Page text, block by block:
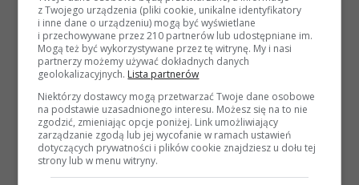
z Twojego urządzenia (pliki cookie, unikalne identyfikatory
i inne dane o urządzeniu) mogą być wyświetlane
i przechowywane przez 210 partnerów lub udostępniane im.
Mogą też być wykorzystywane przez tę witrynę. My i nasi
partnerzy możemy używać dokładnych danych
geolokalizacyjnych. Lista partnerów
Niektórzy dostawcy mogą przetwarzać Twoje dane osobowe
na podstawie uzasadnionego interesu. Możesz się na to nie
zgodzić, zmieniając opcje poniżej. Link umożliwiający
zarządzanie zgodą lub jej wycofanie w ramach ustawień
dotyczących prywatności i plików cookie znajdziesz u dołu tej
strony lub w menu witryny.